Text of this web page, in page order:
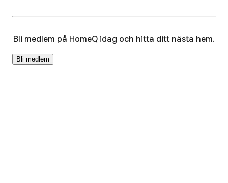
Bli medlem på HomeQ idag och hitta ditt nästa hem.
Bli medlem